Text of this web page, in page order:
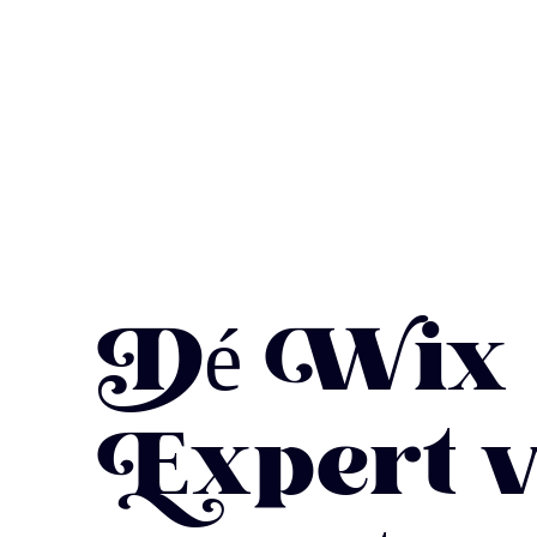
Dé Wix
Expert